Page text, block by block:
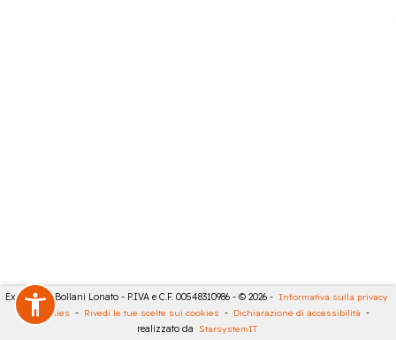
Expert City Bollani Lonato - P.IVA e C.F. 00548310986 - © 2026 - Informativa sulla privacy
Cookies - Rivedi le tue scelte sui cookies - Dichiarazione di accessibilità -
realizzato da StarsystemIT